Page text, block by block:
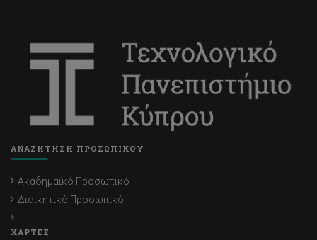
ΑΝΑΖΗΤΗΣΗ ΠΡΟΣΩΠΙΚΟΥ
Ακαδημαϊκό Προσωπικό
Διοικητικό Προσωπικό
ΧΑΡΤΕΣ